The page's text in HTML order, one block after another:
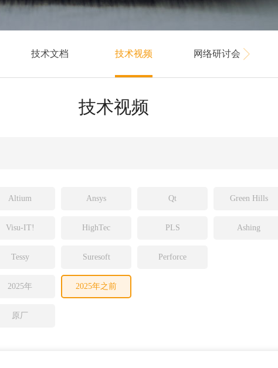
技术文档 技术视频 网络研讨会
技术视频
Altium Ansys Qt Green Hills
Visu-IT! HighTec PLS Ashing
Tessy Suresoft Perforce
2025年 2025年之前
原厂